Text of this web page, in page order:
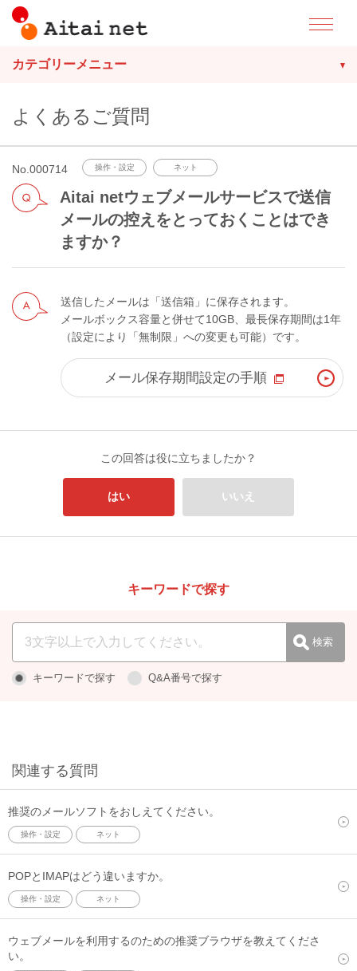
カテゴリーメニュー
よくあるご質問
No.000714 操作・設定 ネット
Aitai netウェブメールサービスで送信
メールの控えをとっておくことはでき
ますか？
送信したメールは「送信箱」に保存されます。
メールボックス容量と併せて10GB、最長保存期間は1年
（設定により「無制限」への変更も可能）です。
メール保存期間設定の手順
この回答は役に立ちましたか？
はい いいえ
キーワードで探す
キーワードで探す Q&A番号で探す
関連する質問
推奨のメールソフトをおしえてください。
操作・設定 ネット
POPとIMAPはどう違いますか。
操作・設定 ネット
ウェブメールを利用するのための推奨ブラウザを教えてくださ
い。